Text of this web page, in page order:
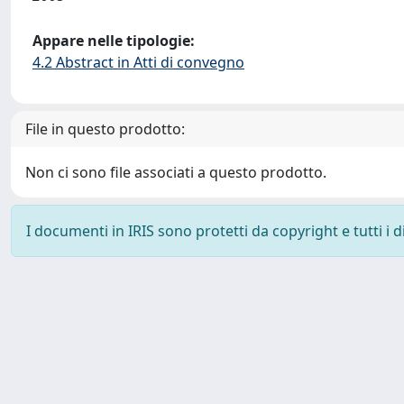
Appare nelle tipologie:
4.2 Abstract in Atti di convegno
File in questo prodotto:
Non ci sono file associati a questo prodotto.
I documenti in IRIS sono protetti da copyright e tutti i